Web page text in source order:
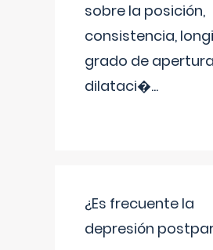
sobre la posición,
consistencia,
grado de
dilataci�...
¿Es frecuente la
depresión